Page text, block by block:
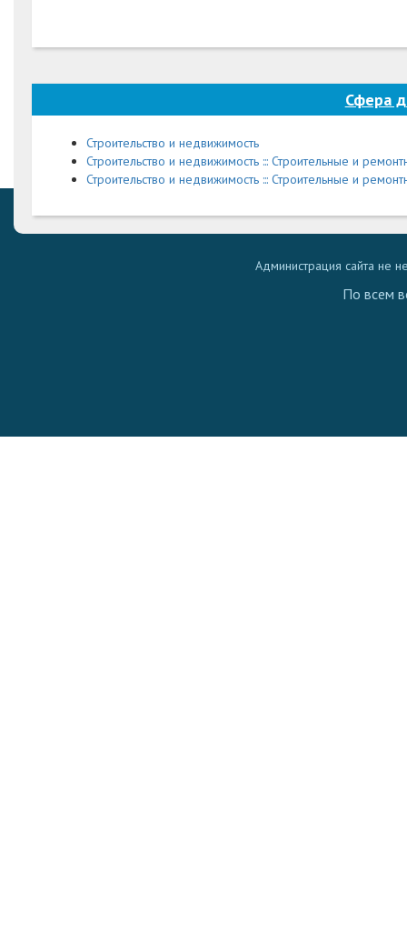
Сфера
Строительство и недвижимость
Строительство и недвижимость ::: Строительные и
Строительство и недвижимость ::: Строительные и
Администрация сайта не
По всем